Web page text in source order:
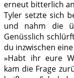
erneut bitterlich
Tyler setzte sich
und nahm die
Genüsslich
du inzwischen
»Habt ihr eure
kam die Frage